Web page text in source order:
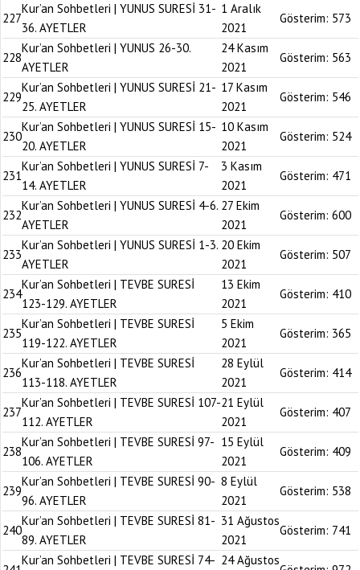
227
Kur’an Sohbetleri | YUNUS SURESİ 31-
36. AYETLER
1 Aralık
2021
Gösterim: 573
228
Kur’an Sohbetleri | YUNUS 26-30.
AYETLER
24 Kasım
2021
Gösterim: 563
229
Kur’an Sohbetleri | YUNUS SURESİ 21-
25. AYETLER
17 Kasım
2021
Gösterim: 546
230
Kur’an Sohbetleri | YUNUS SURESİ 15-
20. AYETLER
10 Kasım
2021
Gösterim: 524
231
Kur’an Sohbetleri | YUNUS SURESİ 7-
14. AYETLER
3 Kasım
2021
Gösterim: 471
232
Kur’an Sohbetleri | YUNUS SURESİ 4-6.
AYETLER
27 Ekim
2021
Gösterim: 600
233
Kur’an Sohbetleri | YUNUS SURESİ 1-3.
AYETLER
20 Ekim
2021
Gösterim: 507
234
Kur’an Sohbetleri | TEVBE SURESİ
123-129. AYETLER
13 Ekim
2021
Gösterim: 410
235
Kur’an Sohbetleri | TEVBE SURESİ
119-122. AYETLER
5 Ekim
2021
Gösterim: 365
236
Kur’an Sohbetleri | TEVBE SURESİ
113-118. AYETLER
28 Eylül
2021
Gösterim: 414
237
Kur’an Sohbetleri | TEVBE SURESİ 107-
112. AYETLER
21 Eylül
2021
Gösterim: 407
238
Kur’an Sohbetleri | TEVBE SURESİ 97-
106. AYETLER
15 Eylül
2021
Gösterim: 409
239
Kur’an Sohbetleri | TEVBE SURESİ 90-
96. AYETLER
8 Eylül
2021
Gösterim: 538
240
Kur’an Sohbetleri | TEVBE SURESİ 81-
89. AYETLER
31 Ağustos
2021
Gösterim: 741
Kur’an Sohbetleri | TEVBE SURESİ 74- 24 Ağustos